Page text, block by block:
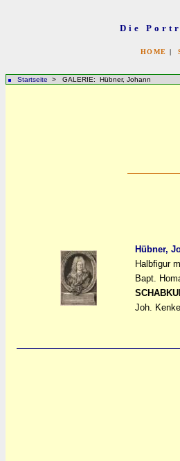
Die
HOME |
Startseite > GALERIE: Hübner, Johann
Hübner,
Halbfigur
Bapt.
Joh.